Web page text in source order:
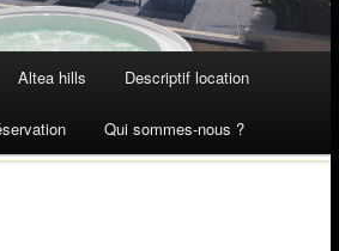
Altea hills Descriptif location
Qui sommes-nous ?